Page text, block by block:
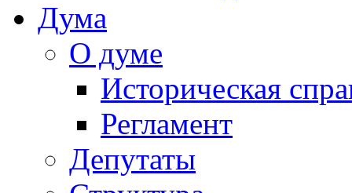
Дума
О думе
Историческая
Регламент
Депутаты